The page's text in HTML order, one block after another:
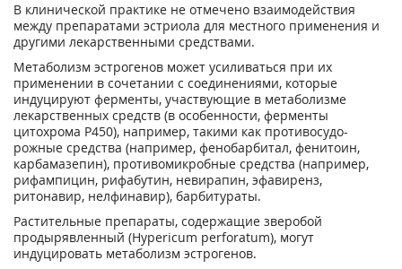
В клинической практике не отмечено взаимодействия
между препаратами эстриола для местного применения и
другими лекарственными средствами.
Метаболизм эстрогенов может усиливаться при их
применении в сочетании с соедине­ниями, которые
индуцируют ферменты, участвующие в метаболизме
лекарственных средств (в особенности, ферменты
цитохрома Р450), например, такими как противосудо­
рожные средства (например, фенобарбитал, фенитоин,
карбамазепин), противомикробные средства (например,
рифампицин, рифабутин, невирапин, эфавиренз,
ритонавир, нелфинавир), барбитураты.
Растительные препараты, содержащие зверобой
продырявленный (Hypericum perforatum), могут
индуцировать метаболизм эстрогенов.